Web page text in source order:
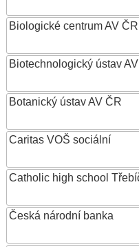
Biologické centrum AV
Biotechnologický ústav
Botanický ústav AV ČR
Caritas VOŠ sociální
Catholic high school
Česká národní banka